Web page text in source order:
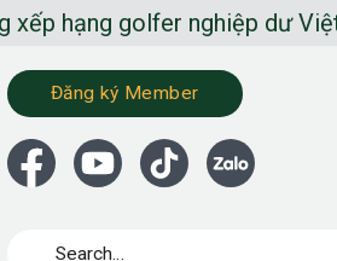
nghiệp dư Việt Nam
Đăng ký Member